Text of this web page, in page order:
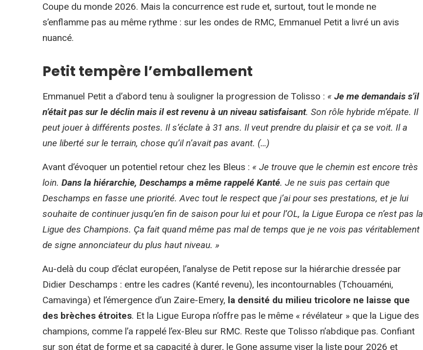
Coupe du monde 2026. Mais la concurrence est rude et, surtout, tout le monde ne
s’enflamme pas au même rythme : sur les ondes de RMC, Emmanuel Petit a livré un avis
nuancé.
Petit tempère l’emballement
Emmanuel Petit a d’abord tenu à souligner la progression de Tolisso : « Je me demandais s’il
n’était pas sur le déclin mais il est revenu à un niveau satisfaisant. Son rôle hybride m’épate. Il
peut jouer à différents postes. Il s’éclate à 31 ans. Il veut prendre du plaisir et ça se voit. Il a
une liberté sur le terrain, chose qu’il n’avait pas avant. (…)
Avant d’évoquer un potentiel retour chez les Bleus : « Je trouve que le chemin est encore très
loin. Dans la hiérarchie, Deschamps a même rappelé Kanté. Je ne suis pas certain que
Deschamps en fasse une priorité. Avec tout le respect que j’ai pour ses prestations, et je lui
souhaite de continuer jusqu’en fin de saison pour lui et pour l’OL, la Ligue Europa ce n’est pas la
Ligue des Champions. Ça fait quand même pas mal de temps que je ne vois pas véritablement
de signe annonciateur du plus haut niveau. »
Au-delà du coup d’éclat européen, l’analyse de Petit repose sur la hiérarchie dressée par
Didier Deschamps : entre les cadres (Kanté revenu), les incontournables (Tchouaméni,
Camavinga) et l’émergence d’un Zaire-Emery, la densité du milieu tricolore ne laisse que
des brèches étroites. Et la Ligue Europa n’offre pas le même « révélateur » que la Ligue des
champions, comme l’a rappelé l’ex-Bleu sur RMC. Reste que Tolisso n’abdique pas. Confiant
sur son état de forme et sa capacité à durer, le Gone assume viser la liste pour 2026 et